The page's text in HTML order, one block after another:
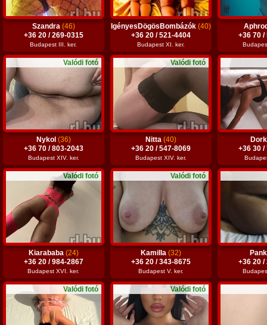
Szandra (46)
+36 20 / 269-0315
Budapest III. ker.
IgényesDögösBombázók (40)
+36 20 / 521-4404
Budapest XI. ker.
+36 70 /
Valódi fotó
Nykol (36)
+36 70 / 803-2043
Budapest XIV. ker.
Valódi fotó
Nitta (40)
+36 20 / 547-8069
Budapest XIV. ker.
+36 30 /
Valódi fotó
Kiarababa (24)
+36 20 / 984-2867
Budapest XVI. ker.
Valódi fotó
Kamilla (32)
+36 20 / 343-8675
Budapest V. ker.
+36 20 /
Valódi fotó Valódi fotó